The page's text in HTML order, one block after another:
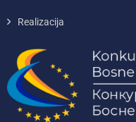
Realizacija